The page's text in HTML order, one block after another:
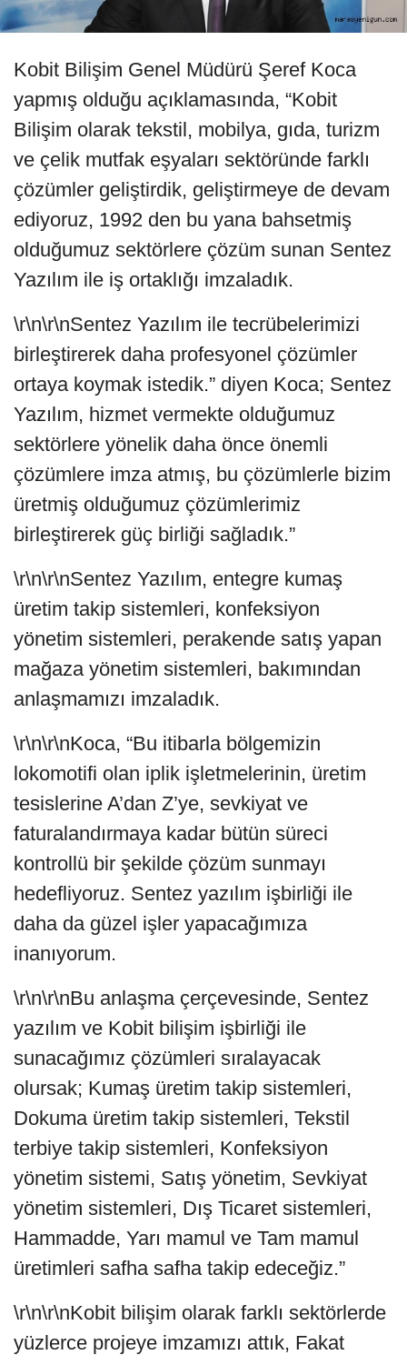
Kobit Bilişim Genel Müdürü Şeref Koca
yapmış olduğu açıklamasında, “Kobit
Bilişim olarak tekstil, mobilya, gıda, turizm
ve çelik mutfak eşyaları sektöründe farklı
çözümler geliştirdik, geliştirmeye de devam
ediyoruz, 1992 den bu yana bahsetmiş
olduğumuz sektörlere çözüm sunan Sentez
Yazılım ile iş ortaklığı imzaladık.
\r\n\r\nSentez Yazılım ile tecrübelerimizi
birleştirerek daha profesyonel çözümler
ortaya koymak istedik.” diyen Koca; Sentez
Yazılım, hizmet vermekte olduğumuz
sektörlere yönelik daha önce önemli
çözümlere imza atmış, bu çözümlerle bizim
üretmiş olduğumuz çözümlerimiz
birleştirerek güç birliği sağladık.”
\r\n\r\nSentez Yazılım, entegre kumaş
üretim takip sistemleri, konfeksiyon
yönetim sistemleri, perakende satış yapan
mağaza yönetim sistemleri, bakımından
anlaşmamızı imzaladık.
\r\n\r\nKoca, “Bu itibarla bölgemizin
lokomotifi olan iplik işletmelerinin, üretim
tesislerine A’dan Z’ye, sevkiyat ve
faturalandırmaya kadar bütün süreci
kontrollü bir şekilde çözüm sunmayı
hedefliyoruz. Sentez yazılım işbirliği ile
daha da güzel işler yapacağımıza
inanıyorum.
\r\n\r\nBu anlaşma çerçevesinde, Sentez
yazılım ve Kobit bilişim işbirliği ile
sunacağımız çözümleri sıralayacak
olursak; Kumaş üretim takip sistemleri,
Dokuma üretim takip sistemleri, Tekstil
terbiye takip sistemleri, Konfeksiyon
yönetim sistemi, Satış yönetim, Sevkiyat
yönetim sistemleri, Dış Ticaret sistemleri,
Hammadde, Yarı mamul ve Tam mamul
üretimleri safha safha takip edeceğiz.”
\r\n\r\nKobit bilişim olarak farklı sektörlerde
yüzlerce projeye imzamızı attık, Fakat